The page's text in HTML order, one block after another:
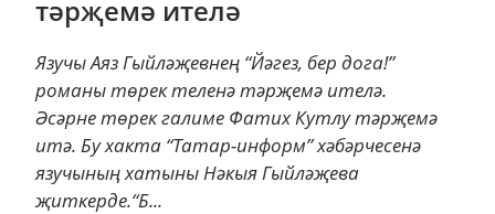
тәрҗемә ителә
Язучы Аяз Гыйләҗевнең “Йәгез, бер дога!”
романы төрек теленә тәрҗемә ителә.
Әсәрне төрек галиме Фатих Кутлу тәрҗемә
итә. Бу хакта “Татар-информ” хәбәрчесенә
язучының хатыны Нәкыя Гыйләҗева
җиткерде.“Б...